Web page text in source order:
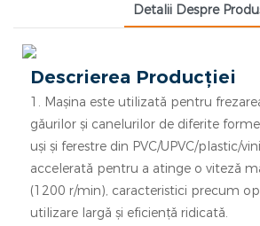
Detalii Despre
Descrierea Producției
1. Mașina este utilizată pentru
găurilor și canelurilor de diferite
uși și ferestre din PVC/UPVC/plastic/
accelerată pentru a atinge o viteză
(1200 r/min), caracteristici precum
utilizare largă și eficiență ridicată.